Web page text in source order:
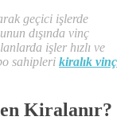
geçici işlerde
dışında vinç
işler hızlı ve
sahipleri kiralık vinç
Kiralanır?